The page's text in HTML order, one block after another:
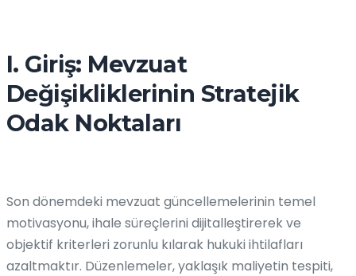
I. Giriş: Mevzuat
Değişikliklerinin Stratejik
Odak Noktaları
Son dönemdeki mevzuat güncellemelerinin temel
motivasyonu, ihale süreçlerini dijitalleştirerek ve
objektif kriterleri zorunlu kılarak hukuki ihtilafları
azaltmaktır. Düzenlemeler, yaklaşık maliyetin tespiti,